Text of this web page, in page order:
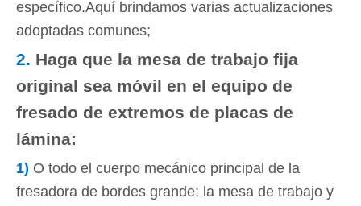
específico.Aquí brindamos varias actualizaciones
adoptadas comunes;
2. Haga que la mesa de trabajo fija
original sea móvil en el equipo de
fresado de extremos de placas de
lámina:
1) O todo el cuerpo mecánico principal de la
fresadora de bordes grande: la mesa de trabajo y